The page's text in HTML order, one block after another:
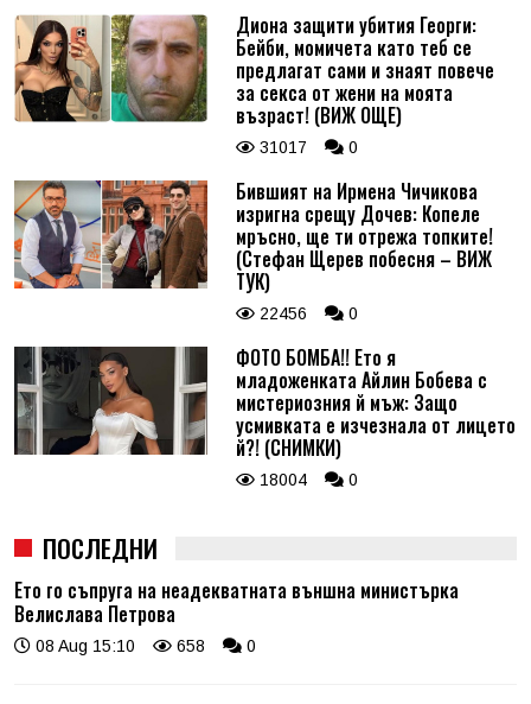
Диона защити убития Георги:
Бейби, момичета като теб се
предлагат сами и знаят повече
за секса от жени на моята
възраст! (ВИЖ ОЩЕ)
31017 0
Бившият на Ирмена Чичикова
изригна срещу Дочев: Копеле
мръсно, ще ти отрежа топките!
(Стефан Щерев побесня – ВИЖ
ТУК)
22456 0
ФОТО БОМБА!! Ето я
младоженката Айлин Бобева с
мистериозния й мъж: Защо
усмивката е изчезнала от лицето
й?! (СНИМКИ)
18004 0
ПОСЛЕДНИ
Ето го съпруга на неадекватната външна министърка
Велислава Петрова
08 Aug 15:10 658 0